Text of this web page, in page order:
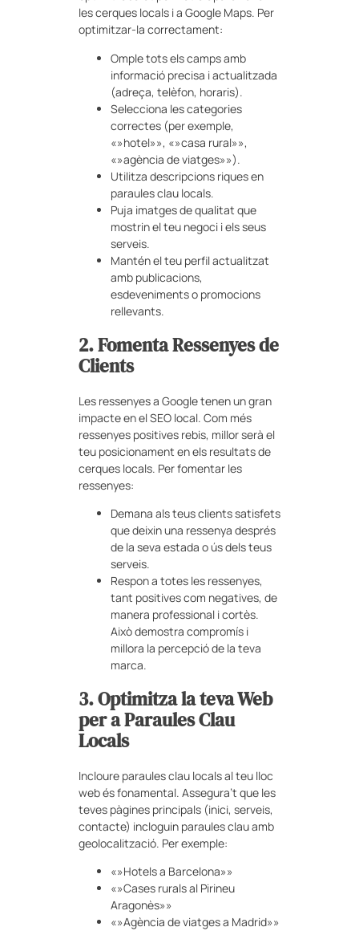
les cerques locals i a Google Maps. Per
optimitzar-la correctament:
Omple tots els camps amb
informació precisa i actualitzada
(adreça, telèfon, horaris).
Selecciona les categories
correctes (per exemple,
«»hotel»», «»casa rural»»,
«»agència de viatges»»).
Utilitza descripcions riques en
paraules clau locals.
Puja imatges de qualitat que
mostrin el teu negoci i els seus
serveis.
Mantén el teu perfil actualitzat
amb publicacions,
esdeveniments o promocions
rellevants.
2. Fomenta Ressenyes de
Clients
Les ressenyes a Google tenen un gran
impacte en el SEO local. Com més
ressenyes positives rebis, millor serà el
teu posicionament en els resultats de
cerques locals. Per fomentar les
ressenyes:
Demana als teus clients satisfets
que deixin una ressenya després
de la seva estada o ús dels teus
serveis.
Respon a totes les ressenyes,
tant positives com negatives, de
manera professional i cortès.
Això demostra compromís i
millora la percepció de la teva
marca.
3. Optimitza la teva Web
per a Paraules Clau
Locals
Incloure paraules clau locals al teu lloc
web és fonamental. Assegura’t que les
teves pàgines principals (inici, serveis,
contacte) incloguin paraules clau amb
geolocalització. Per exemple:
«»Hotels a Barcelona»»
«»Cases rurals al Pirineu
Aragonès»»
«»Agència de viatges a Madrid»»